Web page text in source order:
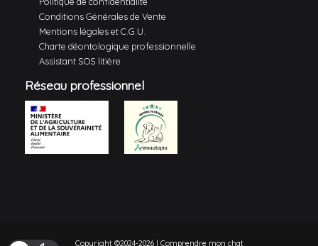
Conditions Générales de Vente
Mentions légales et C.G.U.
Charte déontologique professionnelle
Assistant SOS litière
Réseau professionnel
Copyright ©2024-2026 | Comprendre mon chat